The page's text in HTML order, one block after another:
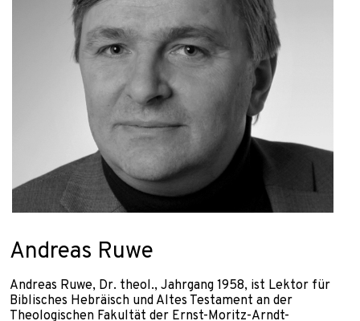
Andreas Ruwe
Andreas Ruwe, Dr. theol., Jahrgang 1958, ist Lektor für
Biblisches Hebräisch und Altes Testament an der
Theologischen Fakultät der Ernst-Moritz-Arndt-